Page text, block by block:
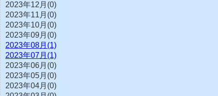
2023年12月(0)
2023年11月(0)
2023年10月(0)
2023年09月(0)
2023年08月(1)
2023年07月(1)
2023年06月(0)
2023年05月(0)
2023年04月(0)